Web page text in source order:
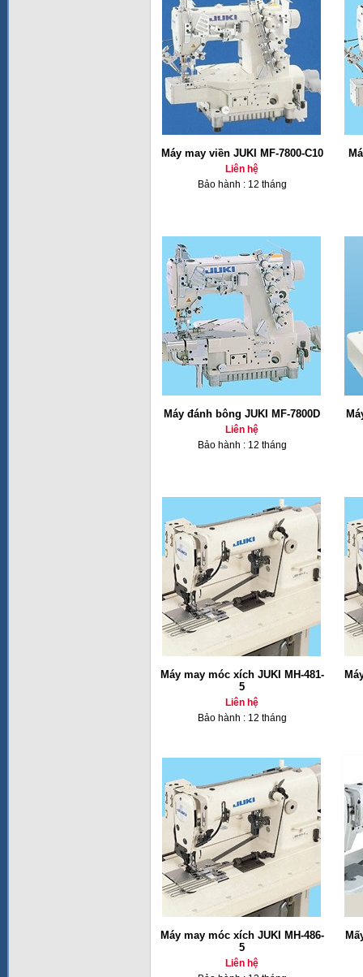
Máy may viền JUKI MF-7800-C10
Liên hệ
Bảo hành : 12 tháng
Máy đánh bông JUKI MF-7800D
Liên hệ
Bảo hành : 12 tháng
Máy may móc xích JUKI MH-481-
5
Liên hệ
Bảo hành : 12 tháng
Máy may móc xích JUKI MH-486-
5
Liên hệ